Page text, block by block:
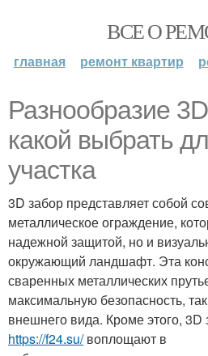
ВСЕ О
главная ремонт квартир
Разнообразие
какой выбрать
участка
3D забор представляет собой
металлическое ограждение,
надежной защитой, но и
окружающий ландшафт. Эта
сваренных металлических
максимальную безопасность,
внешнего вида. Кроме этого, 3D
https://f24.su/воплощают в